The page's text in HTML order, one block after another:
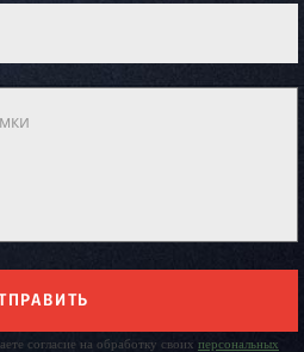
согласие на обработку своих персональных